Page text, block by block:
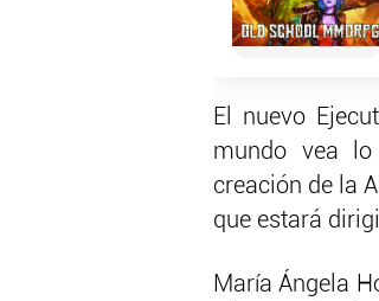
El nuevo
mundo vea lo
creación de la
que estará
María Ángela